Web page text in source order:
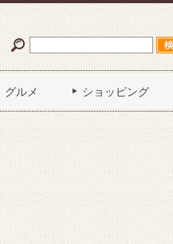
グルメ ショッピング